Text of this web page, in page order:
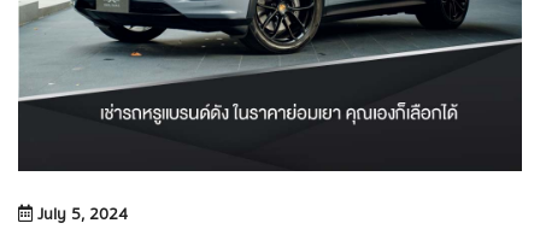
July 5, 2024